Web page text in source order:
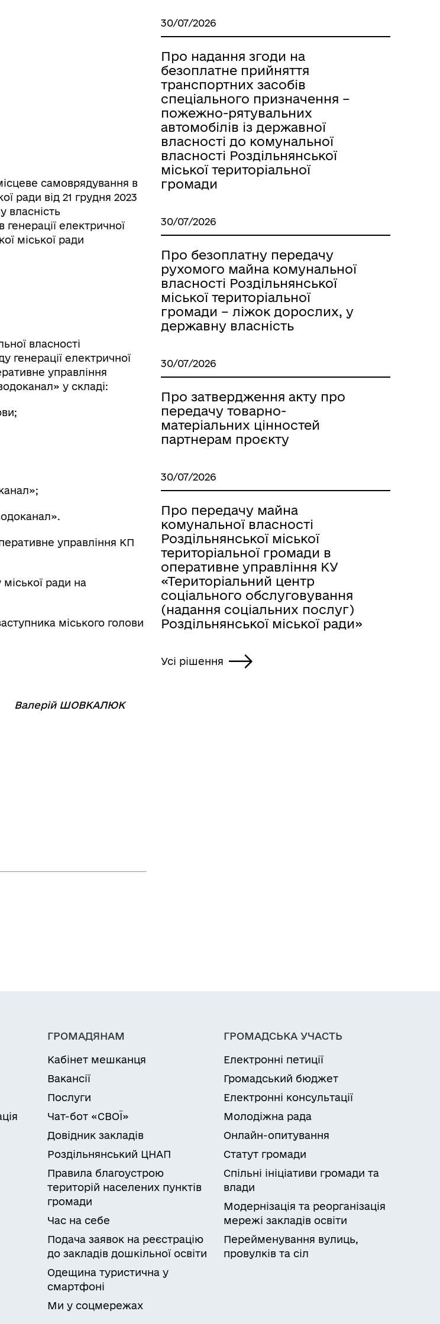
ветеранам та їхнім родинам
Електронна черга в ТЦК
самоврядування в
ради від 21 грудня 2023
власність
генерації електричної
міської ради
власності
генерації електричної
управління
у складі:
управління КП
ради на
міського голови
Валерій ШОВКАЛЮК
30/07/2026
Про надання згоди на
безоплатне прийняття
транспортних засобів
спеціального призначення –
пожежно-рятувальних
автомобілів із державної
власності до комунальної
власності Роздільнянської
міської територіальної
громади
30/07/2026
Про безоплатну передачу
рухомого майна комунальної
власності Роздільнянської
міської територіальної
громади – ліжок дорослих, у
державну власність
30/07/2026
Про затвердження акту про
передачу товарно-
матеріальних цінностей
партнерам проєкту
30/07/2026
Про передачу майна
комунальної власності
Роздільнянської міської
територіальної громади в
оперативне управління КУ
«Територіальний центр
соціального обслуговування
(надання соціальних послуг)
Роздільнянської міської ради»
Усі рішення
ГРОМАДЯНАМ
Кабінет мешканця
Вакансії
Послуги
Чат-бот «СВОЇ»
Довідник закладів
Роздільнянський ЦНАП
Правила благоустрою
територій населених пунктів
громади
Час на себе
Подача заявок на реєстрацію
до закладів дошкільної освіти
Одещина туристична у
смартфоні
Ми у соцмережах
ГРОМАДСЬКА УЧАСТЬ
Електронні петиції
Громадський бюджет
Електронні консультації
Молодіжна рада
Онлайн-опитування
Статут громади
Спільні ініціативи громади та
влади
Модернізація та реорганізація
мережі закладів освіти
Перейменування вулиць,
провулків та сіл